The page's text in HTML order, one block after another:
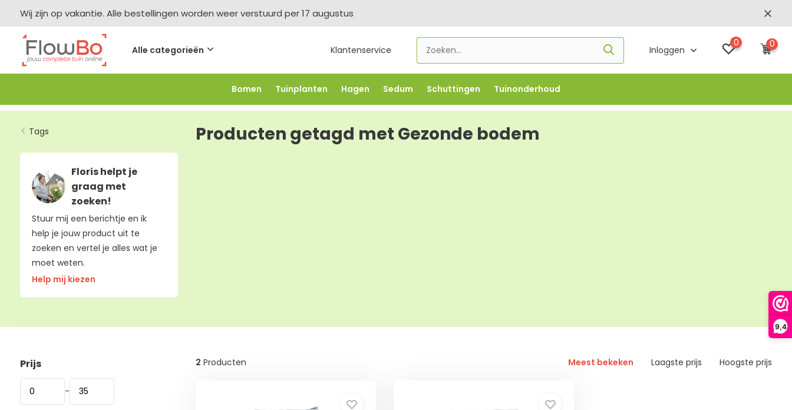
9,4
Wij zijn op vakantie. Alle bestellingen worden weer verstuurd per 17 augustus
Alle categorieën Klantenservice Inloggen
0 0
Bomen Tuinplanten Hagen Sedum Schuttingen Tuinonderhoud
-2,5% vanaf €250 -FLOWBO250 -5% vanaf €500 -FLOWBO500 -7,5% vanaf €1000 -
Tags
Floris helpt je
graag met
zoeken!
Stuur mij een berichtje en ik
help je jouw product uit te
zoeken en vertel je alles wat je
moet weten.
Help mij kiezen
Producten getagd met Gezonde bodem
Prijs
-
2 Producten Meest bekeken Laagste prijs Hoogste prijs